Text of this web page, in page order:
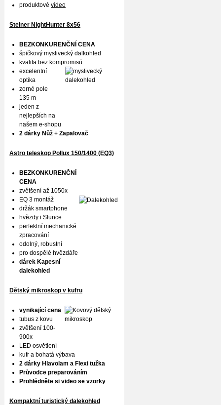
produktové video
Steiner NightHunter 8x56
BEZKONKURENČNÍ CENA
špičkový myslivecký dalkohled
kvalita bez kompromisů
excelentní
optika
zorné pole
135 m
jeden z
nejlepších na
našem e-shopu
2 dárky Nůž + Zapalovač
Astro teleskop Pollux 150/1400 (EQ3)
BEZKONKURENČNÍ
CENA
zvětšení až 1050x
EQ 3 montáž
držák smartphone
hvězdy i Slunce
perfektní mechanické
zpracování
odolný, robustní
pro dospělé hvězdáře
dárek Kapesní
dalekohled
Dětský mikroskop v kufru
vynikající cena
tubus z kovu
zvětšení 100-
900x
LED osvětlení
kufr a bohatá výbava
2 dárky Hlavolam a Flexi tužka
Průvodce preparováním
Prohlédněte si video se vzorky
Kompaktní turistický dalekohled